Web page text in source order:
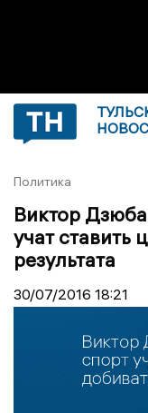
Политика
Виктор
учат ставить
результата
30/07/2016 18:21